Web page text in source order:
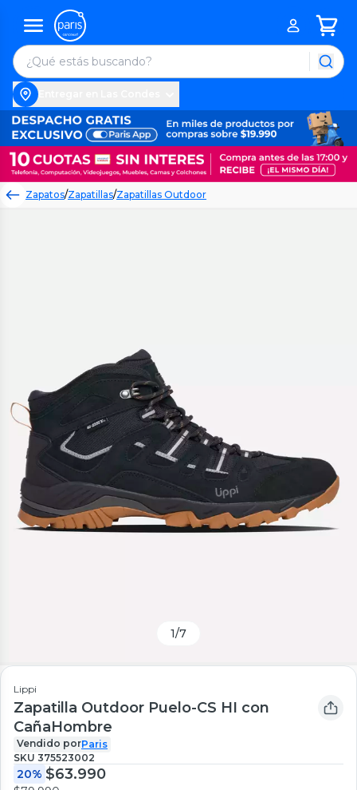
Zapatos/Zapatillas/Zapatillas Outdoor
1/7
Lippi
Zapatilla Outdoor Puelo-CS HI con
CañaHombre
Vendido porParis
SKU 375523002
20% $63.990